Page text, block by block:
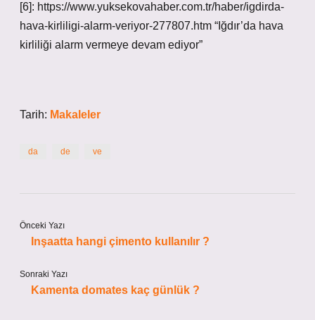
[6]: https://www.yuksekovahaber.com.tr/haber/igdirda-
hava-kirliligi-alarm-veriyor-277807.htm “Iğdır’da hava
kirliliği alarm vermeye devam ediyor”
Tarih: Makaleler
da de ve
Önceki Yazı
Inşaatta hangi çimento kullanılır ?
Sonraki Yazı
Kamenta domates kaç günlük ?